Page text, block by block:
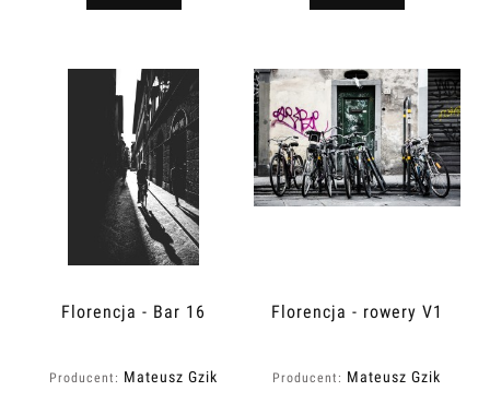
Florencja - Bar 16
Producent: Mateusz Gzik
Florencja - rowery V1
Producent: Mateusz Gzik